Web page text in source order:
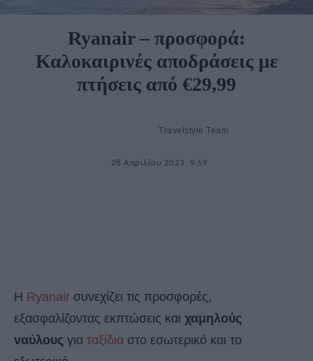
Ryanair – προσφορά:
Καλοκαιρινές αποδράσεις με
πτήσεις από €29,99
Travelstyle Team
28 Απριλίου 2023, 9:59
Η Ryanair συνεχίζει τις προσφορές,
εξασφαλίζοντας εκπτώσεις και χαμηλούς
ναύλους για ταξίδια στο εσωτερικό και το